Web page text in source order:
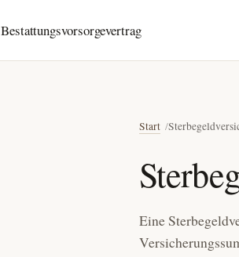
Bestattungsvorsorgevertrag
Start
Eine